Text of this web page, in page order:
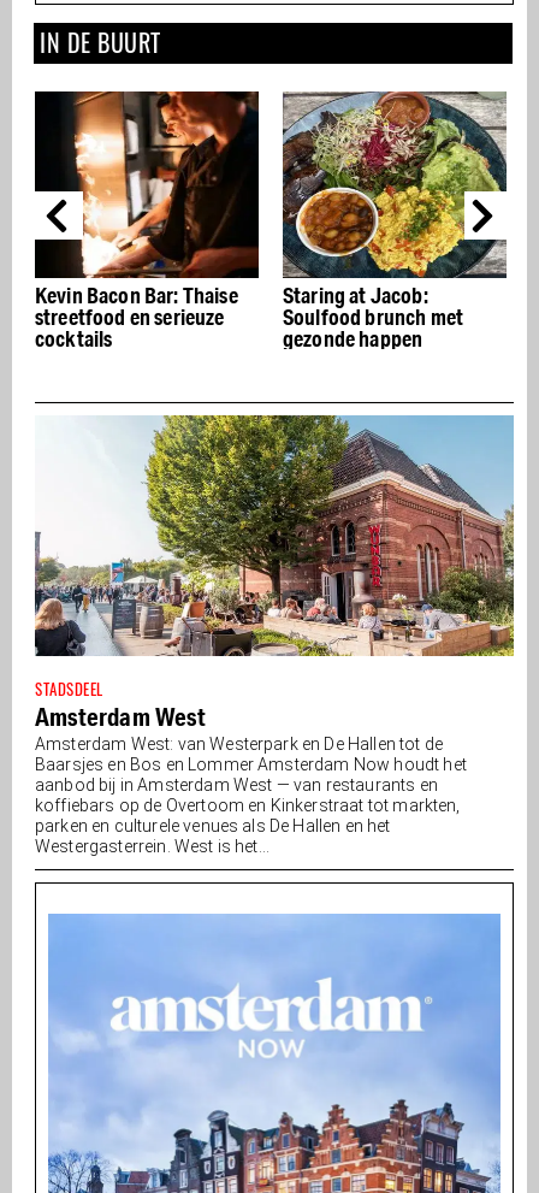
IN DE BUURT
Kevin Bacon Bar: Thaise
streetfood en serieuze
cocktails
Staring at Jacob:
Soulfood brunch met
gezonde happen
STADSDEEL
Amsterdam West
Amsterdam West: van Westerpark en De Hallen tot de
Baarsjes en Bos en Lommer Amsterdam Now houdt het
aanbod bij in Amsterdam West — van restaurants en
koffiebars op de Overtoom en Kinkerstraat tot markten,
parken en culturele venues als De Hallen en het
Westergasterrein. West is het...